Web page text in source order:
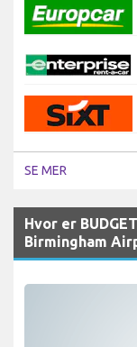
SE MER
Hvor er
Birmingham